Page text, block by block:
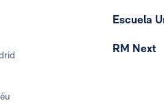
Escuela
RM Next